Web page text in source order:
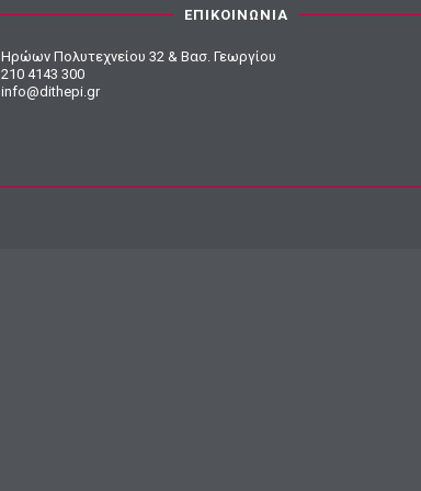
ΕΠΙΚΟΙΝΩΝΙΑ
Ηρώων Πολυτεχνείου 32 & Βασ. Γεωργίου
210 4143 300
info@dithepi.gr